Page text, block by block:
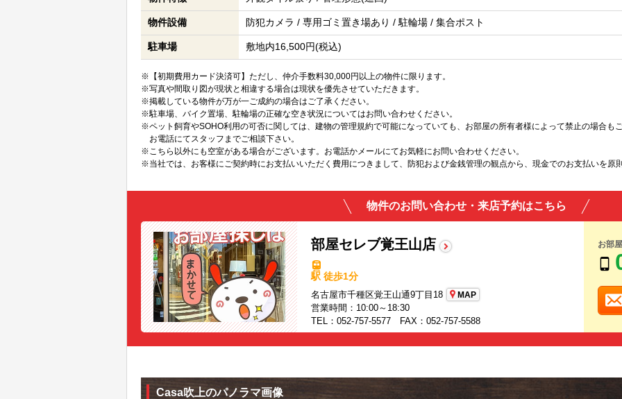
物件設備 防犯カメラ / 専用ゴミ置き場あり / 駐輪場 / 集合ポスト
駐車場 敷地内16,500円(税込)
※【初期費用カード決済可】ただし、仲介手数料30,000円以上の物件に限ります。
※写真や間取り図が現状と相違する場合は現状を優先させていただきます。
※掲載している物件が万が一ご成約の場合はご了承ください。
※駐車場、バイク置場、駐輪場の正確な空き状況についてはお問い合わせください。
※ペット飼育やSOHO利用の可否に関しては、建物の管理規約で可能になっていても、お部屋の所有者様によって禁止の場合も
お電話にてスタッフまでご相談下さい。
※こちら以外にも空室がある場合がございます。お電話かメールにてお気軽にお問い合わせください。
※当社では、お客様にご契約時にお支払いいただく費用につきまして、防犯および金銭管理の観点から、現金でのお支払いを原
物件のお問い合わせ・来店予約はこちら
部屋セレブ覚王山店
駅 徒歩1分
名古屋市千種区覚王山通9丁目18 MAP
営業時間：10:00～18:30
TEL：052-757-5577 FAX：052-757-5588
お部
Casa吹上のパノラマ画像